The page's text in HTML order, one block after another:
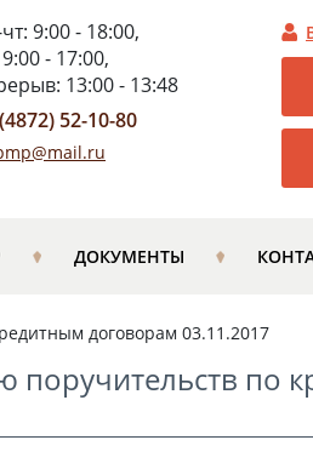
9:00 - 18:00,
- 17:00,
13:00 - 13:48
52-10-80
ДОКУМЕНТЫ
договорам 03.11.2017
поручительств по